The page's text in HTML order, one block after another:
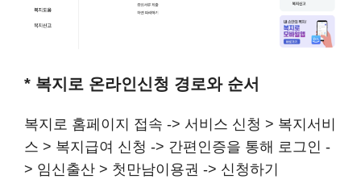
* 복지로 온라인신청 경로와 순서
복지로 홈페이지 접속 -> 서비스 신청 > 복지서비
스 > 복지급여 신청 -> 간편인증을 통해 로그인 -
> 임신출산 > 첫만남이용권 -> 신청하기